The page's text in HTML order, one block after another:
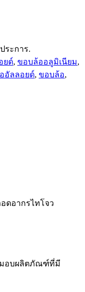
ระการ.
ยด์, ขอบล้ออลูมิเนียม,
อัลลอยด์, ขอบล้อ,
ดอากรไทโจว
มอบผลิตภัณฑ์ที่มี